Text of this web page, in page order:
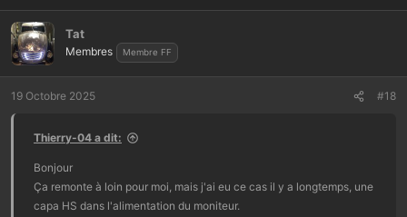
Tat
Membres Membre FF
19 Octobre 2025 #18
Thierry-04 a dit:
Bonjour
Ça remonte à loin pour moi, mais j'ai eu ce cas il y a longtemps, une
capa HS dans l'alimentation du moniteur.